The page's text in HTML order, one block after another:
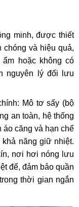
minh, được thiết
chóng và hiệu quả,
hoặc không có
nguyên lý đối lưu
Mô tơ sấy (bộ
an toàn, hệ thống
áo căng và hạn chế
năng giữ nhiệt.
nơi hơi nóng lưu
để, đảm bảo quần
thời gian ngắn